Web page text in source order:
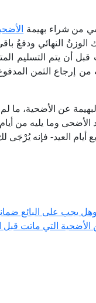
من شراء بهيمة
الوزنُ النهائي ودفعُ
قبل أن يتم التسليم
إرجاع الثمن
عن الأضحية، ما
وما يليه من
العيد- فإنه يُرْجَى لك
يجب على البائع
التي ماتت قبل